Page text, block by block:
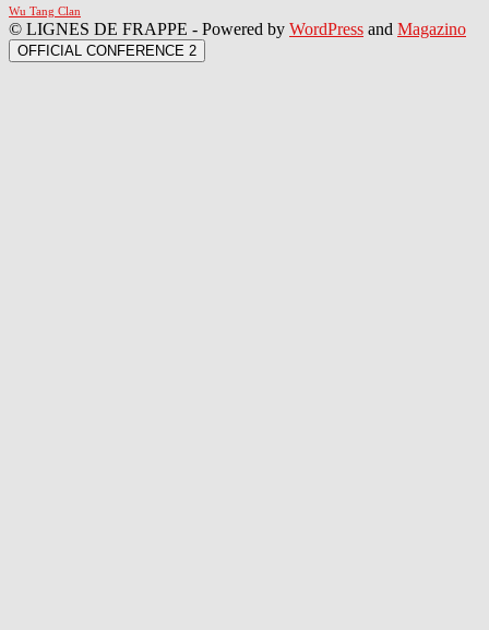
Wu Tang Clan
© LIGNES DE FRAPPE - Powered by WordPress and Magazino
OFFICIAL CONFERENCE 2